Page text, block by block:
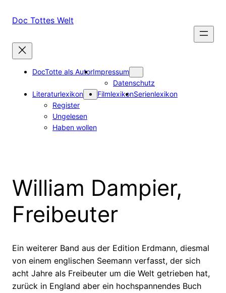
InhaltDoc Tottes Welt
DocTotte als AutorImpressum
Datenschutz
Literaturlexikon
Register
Ungelesen
Haben wollen
FilmlexikonSerienlexikon
William Dampier,
Freibeuter
Ein weiterer Band aus der Edition Erdmann, diesmal
von einem englischen Seemann verfasst, der sich
acht Jahre als Freibeuter um die Welt getrieben hat,
zurück in England aber ein hochspannendes Buch